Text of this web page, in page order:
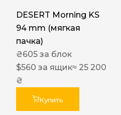
DESERT Morning KS
94 mm (мягкая
пачка)
₴605 за блок
$560 за ящик≈ 25 200
₴
Купить